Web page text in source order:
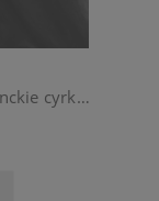
Kolczyki wieczorowe srebrne eleganckie cyrkonie wiszące ślubne